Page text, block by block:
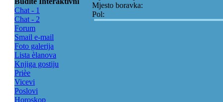
Chat - 1
Chat - 2
Forum
Smail e-mail
Foto galerija
Lista èlanova
Knjiga gostiju
Prièe
Vicevi
Poslovi
Horoskop
Mjesto boravka:
Pol: